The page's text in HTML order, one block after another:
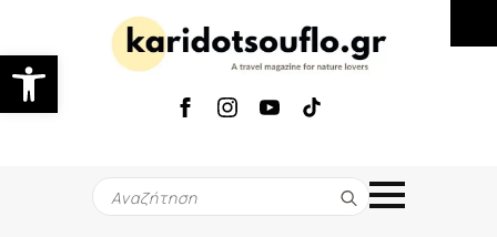
Ανοίξτε τη γραμμή εργαλείων
Search
for: